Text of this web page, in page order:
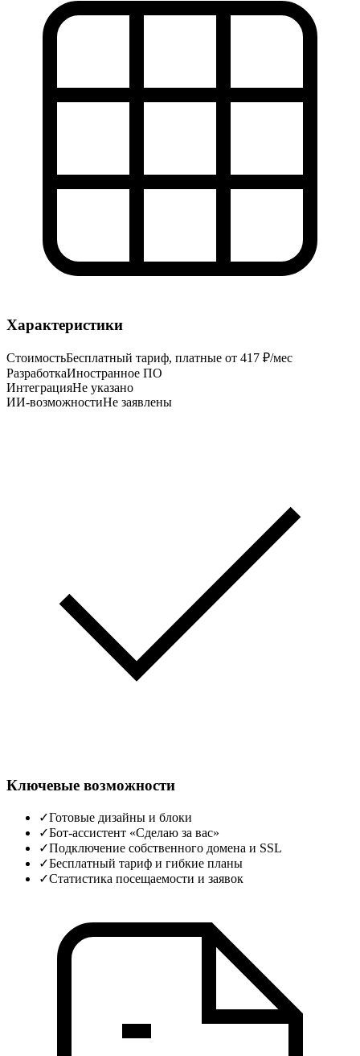
Характеристики
СтоимостьБесплатный тариф, платные от 417 ₽/мес
РазработкаИностранное ПО
ИнтеграцияНе указано
ИИ-возможностиНе заявлены
Ключевые возможности
✓Готовые дизайны и блоки
✓Бот‑ассистент «Сделаю за вас»
✓Подключение собственного домена и SSL
✓Бесплатный тариф и гибкие планы
✓Статистика посещаемости и заявок